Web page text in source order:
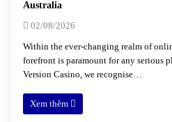
Australia
02/08/2026
Within the ever-changing realm of
forefront is paramount for any serious
Version Casino, we recognise…
Xem thêm